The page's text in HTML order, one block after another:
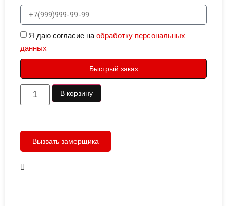
Я даю согласие наобработку персональных
данных
Быстрый заказ
В корзину
Вызвать замерщика